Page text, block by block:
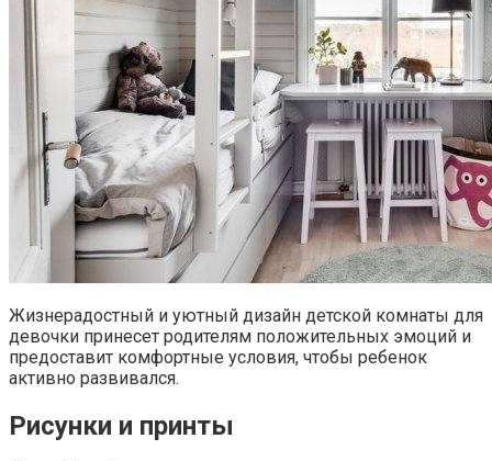
Жизнерадостный и уютный дизайн детской комнаты для
девочки принесет родителям положительных эмоций и
предоставит комфортные условия, чтобы ребенок
активно развивался.
Рисунки и принты